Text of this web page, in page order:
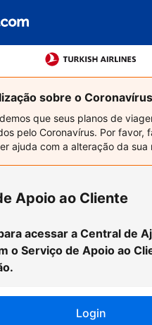
sobre o
que seus planos de
pelo Coronavírus. Por favor,
ajuda com a alteração da sua
Apoio ao Cliente
acessar a Central de
o Serviço de Apoio ao
Login